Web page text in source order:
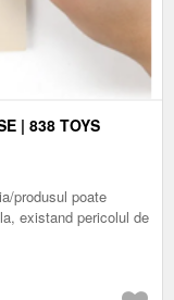
| 838 TOYS
produsul poate
existand pericolul de